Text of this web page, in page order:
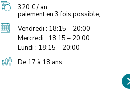
d'épreuves très diverses. Pratiquées en
nature ou sur un stade, les
entrainements sont ciblés en fonction de
ou des spécialités choisies. vitesse,
endurance, force, souplesse, coordination
et habileté. Loisir ou pôle compétition
320 € / an
paiement en 3 fois possible,
Vendredi : 18:15 – 20:00
Mercredi : 18:15 – 20:00
Lundi : 18:15 – 20:00
De 17 à 18 ans